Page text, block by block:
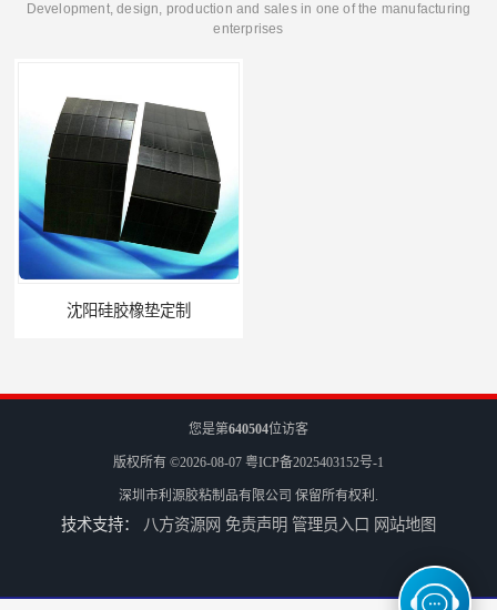
Development, design, production and sales in one of the manufacturing
enterprises
沈阳硅胶橡垫定制
银川PORON泡绵
您是第640504位访客
版权所有 ©2026-08-07 粤ICP备2025403152号-1
深圳市利源胶粘制品有限公司 保留所有权利.
技术支持： 八方资源网 免责声明 管理员入口 网站地图